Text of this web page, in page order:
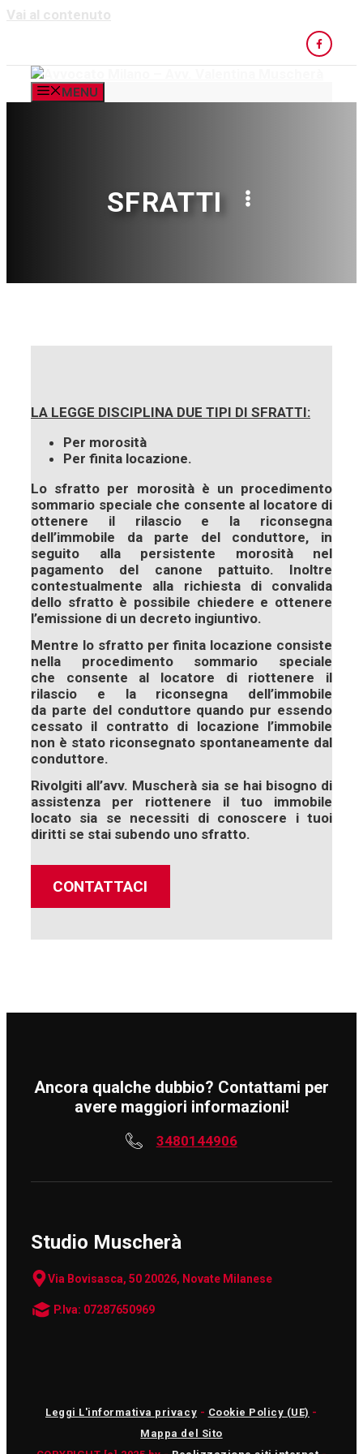
Vai al contenuto
MENU
SFRATTI
LA LEGGE DISCIPLINA DUE TIPI DI SFRATTI:
Per morosità
Per finita locazione.
Lo sfratto per morosità è un procedimento
sommario speciale che consente al locatore di
ottenere il rilascio e la riconsegna
dell’immobile
da parte del conduttore, in
seguito alla persistente morosità nel
pagamento del canone pattuito. Inoltre
contestualmente alla richiesta di convalida
dello sfratto è possibile chiedere e ottenere
l’emissione di un decreto ingiuntivo.
Mentre lo sfratto per finita locazione consiste
nella procedimento sommario speciale
che consente al locatore di riottenere il
rilascio e la riconsegna dell’immobile
da parte del conduttore quando pur essendo
cessato il contratto di locazione l’immobile
non è stato riconsegnato spontaneamente dal
conduttore.
Rivolgiti all’avv. Muscherà sia se hai bisogno di
assistenza per riottenere il tuo immobile
locato sia se necessiti di conoscere i tuoi
diritti se stai subendo uno sfratto.
CONTATTACI
Ancora qualche dubbio? Contattami per
avere maggiori informazioni!
3480144906
Studio Muscherà
Via Bovisasca, 50 20026, Novate Milanese
P.Iva: 07287650969
Leggi L'informativa privacy - Cookie Policy (UE) -
Mappa del Sito